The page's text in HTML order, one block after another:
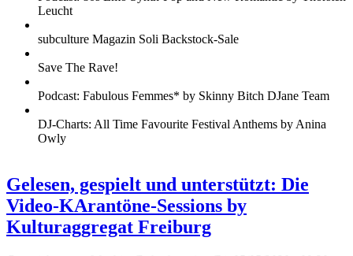
Leucht
subculture Magazin Soli Backstock-Sale
Save The Rave!
Podcast: Fabulous Femmes* by Skinny Bitch DJane Team
DJ-Charts: All Time Favourite Festival Anthems by Anina
Owly
Gelesen, gespielt und unterstützt: Die
Video-KArantöne-Sessions by
Kulturaggregat Freiburg